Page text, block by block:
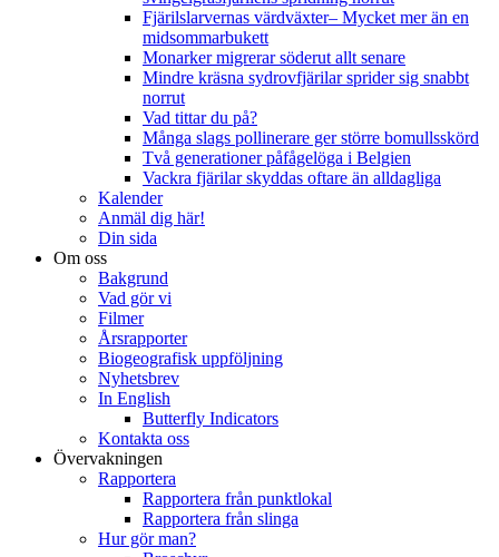
Fjärilslarvernas värdväxter– Mycket mer än en
midsommarbukett
Monarker migrerar söderut allt senare
Mindre kräsna sydrovfjärilar sprider sig snabbt
norrut
Vad tittar du på?
Många slags pollinerare ger större bomullsskörd
Två generationer påfågelöga i Belgien
Vackra fjärilar skyddas oftare än alldagliga
Kalender
Anmäl dig här!
Din sida
Om oss
Bakgrund
Vad gör vi
Filmer
Årsrapporter
Biogeografisk uppföljning
Nyhetsbrev
In English
Butterfly Indicators
Kontakta oss
Övervakningen
Rapportera
Rapportera från punktlokal
Rapportera från slinga
Hur gör man?